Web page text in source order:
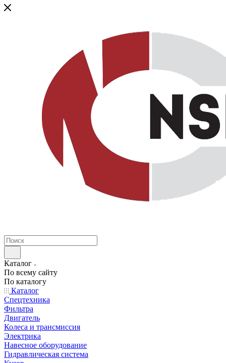
Каталог
По всему сайту
По каталогу
Каталог
Спецтехника
Фильтра
Двигатель
Колеса и трансмиссия
Электрика
Навесное оборудование
Гидравлическая система